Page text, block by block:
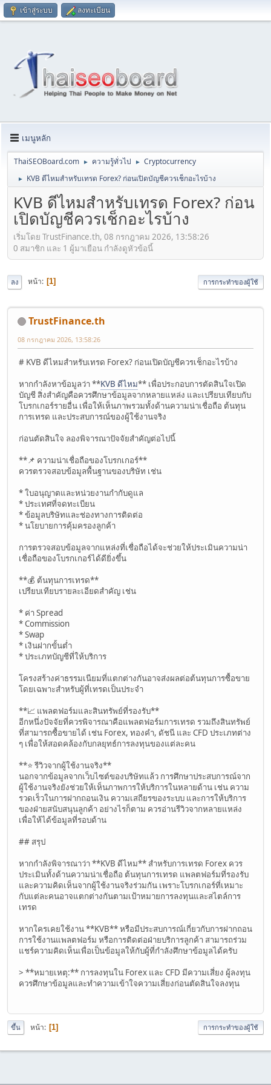
เข้าสู่ระบบ ลงทะเบียน
เมนูหลัก
ThaiSEOBoard.com ► ความรู้ทั่วไป ► Cryptocurrency
► KVB ดีไหมสำหรับเทรด Forex? ก่อนเปิดบัญชีควรเช็กอะไรบ้าง
KVB ดีไหมสำหรับเทรด Forex? ก่อน
เปิดบัญชีควรเช็กอะไรบ้าง
เริ่มโดย TrustFinance.th, 08 กรกฎาคม 2026, 13:58:26
0 สมาชิก และ 1 ผู้มาเยือน กำลังดูหัวข้อนี้
ลง หน้า 1 การกระทำของผู้ใช้
TrustFinance.th
08 กรกฎาคม 2026, 13:58:26
# KVB ดีไหมสำหรับเทรด Forex? ก่อนเปิดบัญชีควรเช็กอะไรบ้าง
หากกำลังหาข้อมูลว่า **KVB ดีไหม** เพื่อประกอบการตัดสินใจเปิด
บัญชี สิ่งสำคัญคือควรศึกษาข้อมูลจากหลายแหล่ง และเปรียบเทียบกับ
โบรกเกอร์รายอื่น เพื่อให้เห็นภาพรวมทั้งด้านความน่าเชื่อถือ ต้นทุน
การเทรด และประสบการณ์ของผู้ใช้งานจริง
ก่อนตัดสินใจ ลองพิจารณาปัจจัยสำคัญต่อไปนี้
**📌 ความน่าเชื่อถือของโบรกเกอร์**
ควรตรวจสอบข้อมูลพื้นฐานของบริษัท เช่น
* ใบอนุญาตและหน่วยงานกำกับดูแล
* ประเทศที่จดทะเบียน
* ข้อมูลบริษัทและช่องทางการติดต่อ
* นโยบายการคุ้มครองลูกค้า
การตรวจสอบข้อมูลจากแหล่งที่เชื่อถือได้จะช่วยให้ประเมินความน่า
เชื่อถือของโบรกเกอร์ได้ดียิ่งขึ้น
**💰 ต้นทุนการเทรด**
เปรียบเทียบรายละเอียดสำคัญ เช่น
* ค่า Spread
* Commission
* Swap
* เงินฝากขั้นต่ำ
* ประเภทบัญชีที่ให้บริการ
โครงสร้างค่าธรรมเนียมที่แตกต่างกันอาจส่งผลต่อต้นทุนการซื้อขาย
โดยเฉพาะสำหรับผู้ที่เทรดเป็นประจำ
**📈 แพลตฟอร์มและสินทรัพย์ที่รองรับ**
อีกหนึ่งปัจจัยที่ควรพิจารณาคือแพลตฟอร์มการเทรด รวมถึงสินทรัพย์
ที่สามารถซื้อขายได้ เช่น Forex, ทองคำ, ดัชนี และ CFD ประเภทต่าง
ๆ เพื่อให้สอดคล้องกับกลยุทธ์การลงทุนของแต่ละคน
**⭐ รีวิวจากผู้ใช้งานจริง**
นอกจากข้อมูลจากเว็บไซต์ของบริษัทแล้ว การศึกษาประสบการณ์จาก
ผู้ใช้งานจริงยังช่วยให้เห็นภาพการให้บริการในหลายด้าน เช่น ความ
รวดเร็วในการฝากถอนเงิน ความเสถียรของระบบ และการให้บริการ
ของฝ่ายสนับสนุนลูกค้า อย่างไรก็ตาม ควรอ่านรีวิวจากหลายแหล่ง
เพื่อให้ได้ข้อมูลที่รอบด้าน
## สรุป
หากกำลังพิจารณาว่า **KVB ดีไหม** สำหรับการเทรด Forex ควร
ประเมินทั้งด้านความน่าเชื่อถือ ต้นทุนการเทรด แพลตฟอร์มที่รองรับ
และความคิดเห็นจากผู้ใช้งานจริงร่วมกัน เพราะโบรกเกอร์ที่เหมาะ
กับแต่ละคนอาจแตกต่างกันตามเป้าหมายการลงทุนและสไตล์การ
เทรด
หากใครเคยใช้งาน **KVB** หรือมีประสบการณ์เกี่ยวกับการฝากถอน
การใช้งานแพลตฟอร์ม หรือการติดต่อฝ่ายบริการลูกค้า สามารถร่วม
แชร์ความคิดเห็นเพื่อเป็นข้อมูลให้กับผู้ที่กำลังศึกษาข้อมูลได้ครับ
> **หมายเหตุ:** การลงทุนใน Forex และ CFD มีความเสี่ยง ผู้ลงทุน
ควรศึกษาข้อมูลและทำความเข้าใจความเสี่ยงก่อนตัดสินใจลงทุน
ขึ้น หน้า 1 การกระทำของผู้ใช้